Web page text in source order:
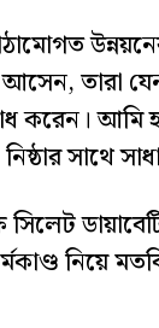
আসেন, তারা
করেন।
সাথে
নিয়ে